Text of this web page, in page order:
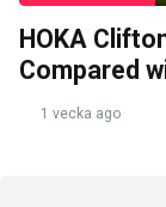
HOKA
Compared
1 vecka ago